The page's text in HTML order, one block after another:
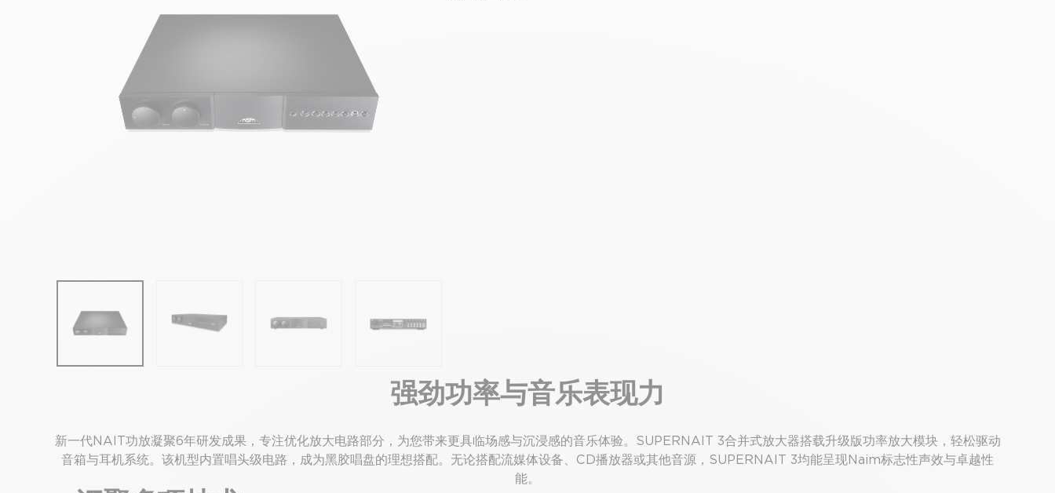
强劲功率与音乐表现力
新一代NAIT功放凝聚6年研发成果，专注优化放大电路部分，为您带来更具临场感与沉浸感的音乐体验。SUPERNAIT 3合并式放大器搭载升级版功率放大模块，轻松驱动
音箱与耳机系统。该机型内置唱头级电路，成为黑胶唱盘的理想搭配。无论搭配流媒体设备、CD播放器或其他音源，SUPERNAIT 3均能呈现Naim标志性声效与卓越性
能。